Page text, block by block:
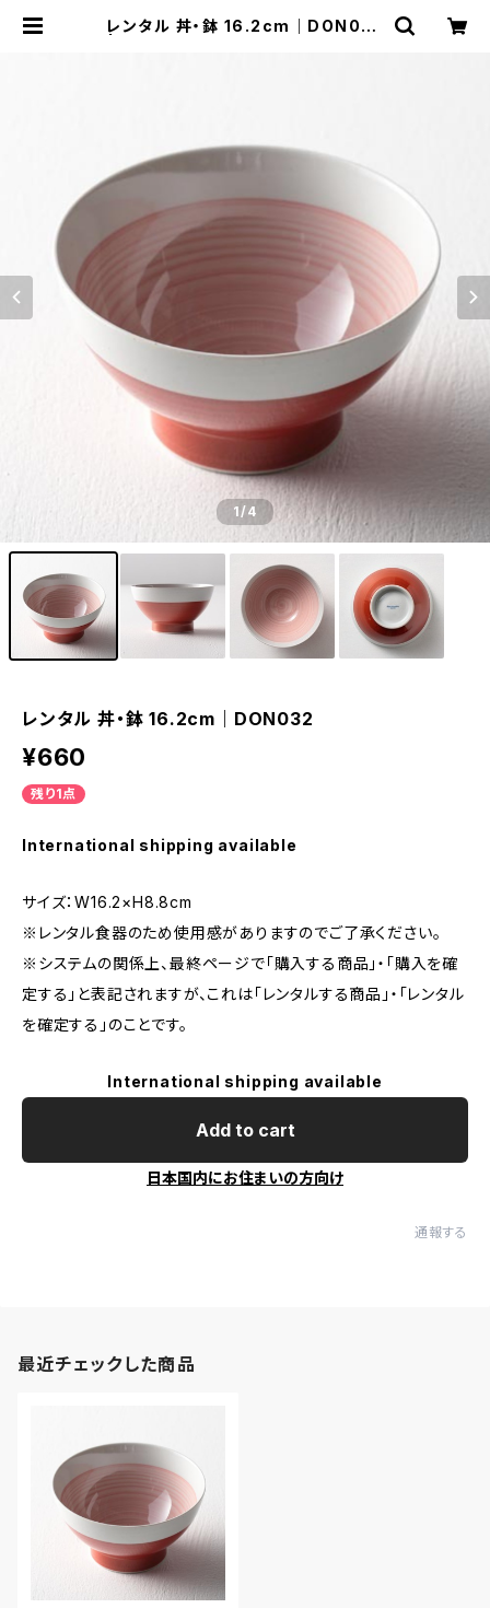
レンタル 丼・鉢 16.2cm｜DON032
1/4
レンタル 丼・鉢 16.2cm｜DON032
¥660
残り1点
International shipping available
サイズ：W16.2×H8.8cm
※レンタル食器のため使用感がありますのでご了承ください。
※システムの関係上、最終ページで「購入する商品」・「購入を確
定する」と表記されますが、これは「レンタルする商品」・「レンタル
を確定する」のことです。
International shipping available
Add to cart
日本国内にお住まいの方向け
通報する
最近チェックした商品